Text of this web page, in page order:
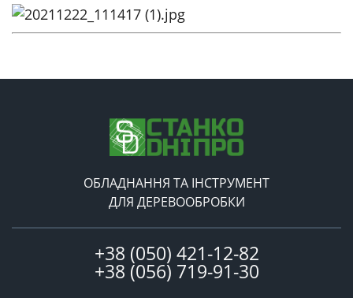
ОБЛАДНАННЯ ТА ІНСТРУМЕНТ
ДЛЯ ДЕРЕВООБРОБКИ
+38 (050) 421-12-82
+38 (056) 719-91-30